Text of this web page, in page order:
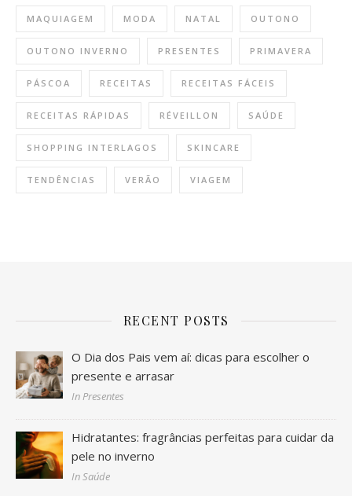
MAQUIAGEM MODA NATAL OUTONO
OUTONO INVERNO PRESENTES PRIMAVERA
PÁSCOA RECEITAS RECEITAS FÁCEIS
RECEITAS RÁPIDAS RÉVEILLON SAÚDE
SHOPPING INTERLAGOS SKINCARE
TENDÊNCIAS VERÃO VIAGEM
RECENT POSTS
O Dia dos Pais vem aí: dicas para escolher o
presente e arrasar
In Presentes
Hidratantes: fragrâncias perfeitas para cuidar da
pele no inverno
In Saúde